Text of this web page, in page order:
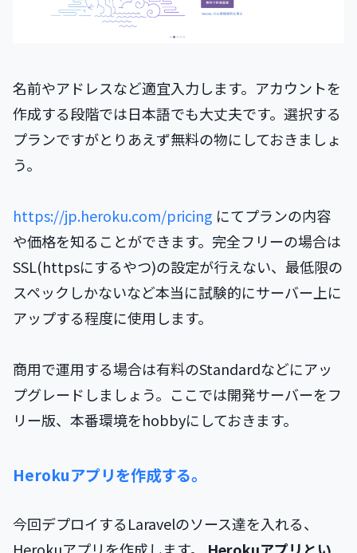
名前やアドレスなど適宜入力します。アカウントを
作成する段階では日本語でも大丈夫です。選択する
プランですがとりあえず無料の物にしておきましょ
う。
https://jp.heroku.com/pricing にてプランの内容
や価格を知ることができます。完全フリーの場合は
SSL(httpsにするやつ)の設定が行えない、最低限の
スペックしかないなど本当に試験的にサーバー上に
アップする程度に使用します。
商用で運用する場合は有料のStandardなどにアッ
プグレードしましょう。ここでは開発サーバーをフ
リー版、本番環境をhobbyにしておきます。
Herokuアプリを作成する。
今回デプロイするLaravelのソース達を入れる、